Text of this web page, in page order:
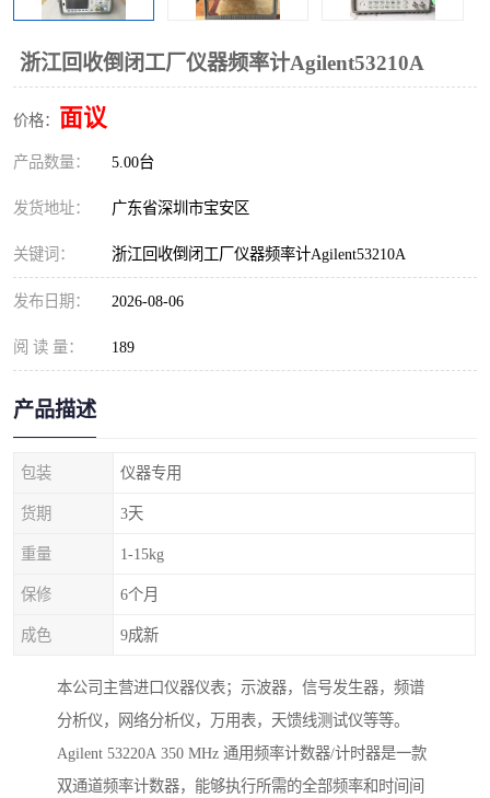
浙江回收倒闭工厂仪器频率计Agilent53210A
价格： 面议
产品数量： 5.00台
发货地址： 广东省深圳市宝安区
关键词： 浙江回收倒闭工厂仪器频率计Agilent53210A
发布日期： 2026-08-06
阅 读 量： 189
产品描述
包装 仪器专用
货期 3天
重量 1-15kg
保修 6个月
成色 9成新
本公司主营进口仪器仪表；示波器，信号发生器，频谱
分析仪，网络分析仪，万用表，天馈线测试仪等等。
Agilent 53220A 350 MHz 通用频率计数器/计时器是一款
双通道频率计数器，能够执行所需的全部频率和时间间